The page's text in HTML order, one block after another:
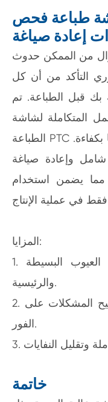
طباعة فحص
إعادة صياغة
من الممكن حدوث
التأكد من أن كل
بك قبل الطباعة. تم
المتكاملة لشاشة
الطباعة PTC لاكتشاف هذه المشكلات ومعالجتها بكفاءة.
وإعادة صياغة
يضمن استخدام
المزايا:
1. قدرات الفحص المتقدمة لتحديد العيوب البسيطة
والرئيسية.
2. عملية إعادة صياغة مبسطة لتصحيح المشكلات على
الفور.
خاتمة